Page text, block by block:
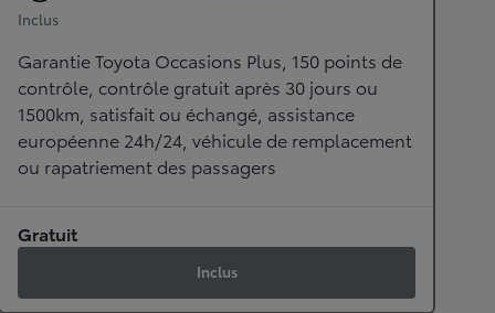
Inclus
Garantie Toyota Occasions Plus, 150 points de
contrôle, contrôle gratuit après 30 jours ou
1500km, satisfait ou échangé, assistance
européenne 24h/24, véhicule de remplacement
ou rapatriement des passagers
Gratuit
Inclus